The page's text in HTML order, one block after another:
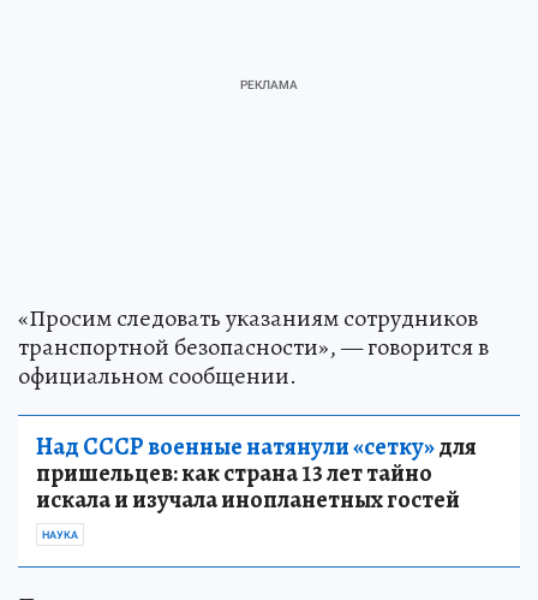
«Просим следовать указаниям сотрудников
транспортной безопасности», — говорится в
официальном сообщении.
Над СССР военные натянули «сетку»для
пришельцев: как страна 13 лет тайно
искала и изучала инопланетных гостей
НАУКА